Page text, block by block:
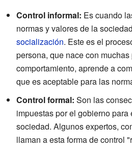
Control informal: Es cuando
normas y valores de la
socialización. Este es el
persona, que nace con
comportamiento, aprende a
que es aceptable para las
Control formal: Son las
impuestas por el gobierno
sociedad. Algunos expertos,
llaman a esta forma de control